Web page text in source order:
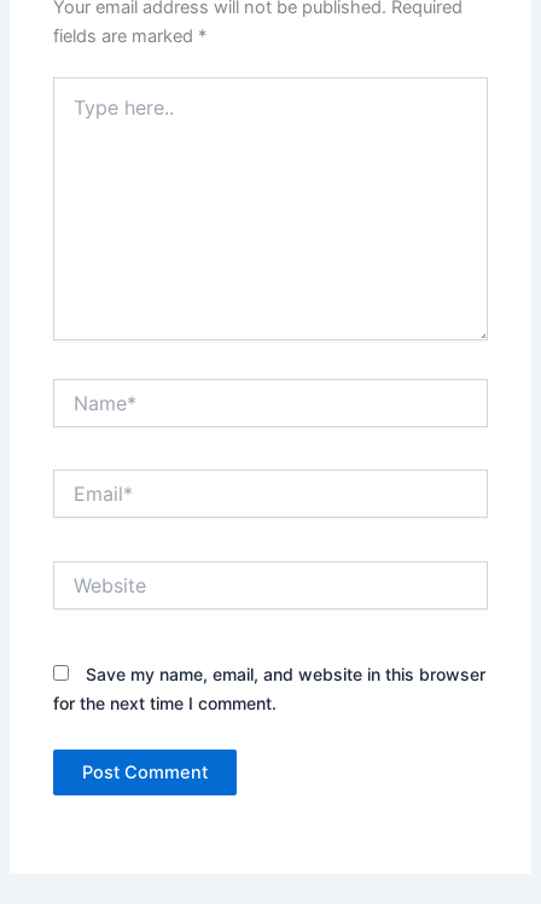
Your email address will not be published. Required
fields are marked *
here..
Save my name, email, and website in this browser
for the next time I comment.